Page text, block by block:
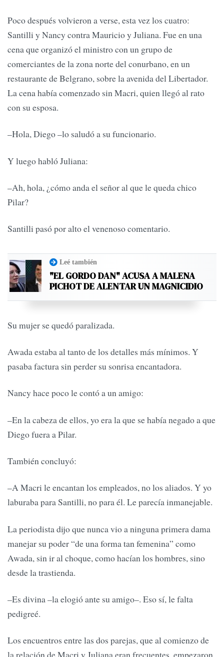
Poco después volvieron a verse, esta vez los cuatro:
Santilli y Nancy contra Mauricio y Juliana. Fue en una
cena que organizó el ministro con un grupo de
comerciantes de la zona norte del conurbano, en un
restaurante de Belgrano, sobre la avenida del Libertador.
La cena había comenzado sin Macri, quien llegó al rato
con su esposa.
–Hola, Diego –lo saludó a su funcionario.
Y luego habló Juliana:
–Ah, hola, ¿cómo anda el señor al que le queda chico
Pilar?
Santilli pasó por alto el venenoso comentario.
Leé también
"EL GORDO DAN" ACUSA A MALENA
PICHOT DE ALENTAR UN MAGNICIDIO
Su mujer se quedó paralizada.
Awada estaba al tanto de los detalles más mínimos. Y
pasaba factura sin perder su sonrisa encantadora.
Nancy hace poco le contó a un amigo:
–En la cabeza de ellos, yo era la que se había negado a que
Diego fuera a Pilar.
También concluyó:
–A Macri le encantan los empleados, no los aliados. Y yo
laburaba para Santilli, no para él. Le parecía inmanejable.
La periodista dijo que nunca vio a ninguna primera dama
manejar su poder “de una forma tan femenina” como
Awada, sin ir al choque, como hacían los hombres, sino
desde la trastienda.
–Es divina –la elogió ante su amigo–. Eso sí, le falta
pedigreé.
Los encuentros entre las dos parejas, que al comienzo de